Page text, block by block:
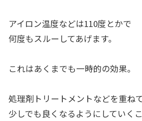
アイロン温度などは110度とかで
何度もスルーしてあげます。
これはあくまでも一時的の効果。
処理剤トリートメントなどを重ね
少しでも良くなるようにしていく